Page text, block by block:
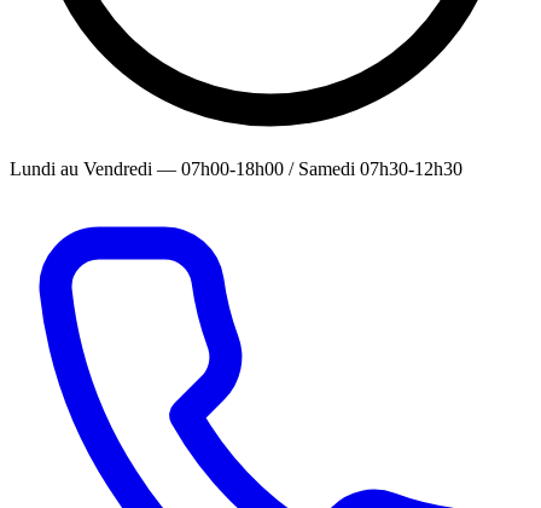
Lundi au Vendredi — 07h00-18h00 / Samedi 07h30-12h30